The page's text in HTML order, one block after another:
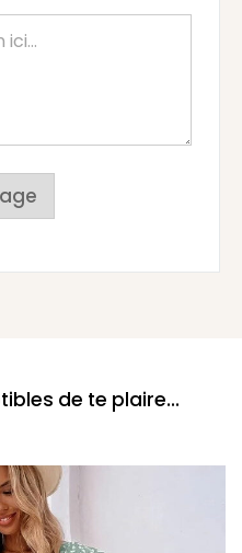
de te plaire...